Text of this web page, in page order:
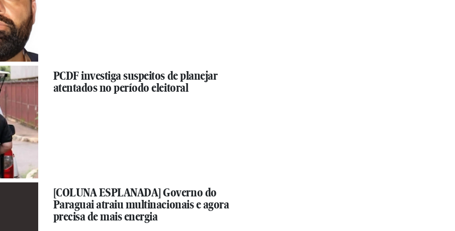
PCDF investiga suspeitos de planejar
atentados no período eleitoral
[COLUNA ESPLANADA] Governo do
Paraguai atraiu multinacionais e agora
precisa de mais energia